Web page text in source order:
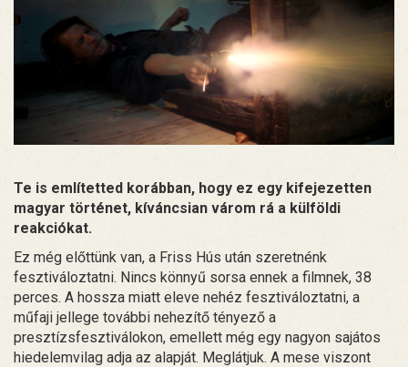
Te is említetted korábban, hogy ez egy kifejezetten
magyar történet, kíváncsian várom rá a külföldi
reakciókat.
Ez még előttünk van, a Friss Hús után szeretnénk
fesztiváloztatni. Nincs könnyű sorsa ennek a filmnek, 38
perces. A hossza miatt eleve nehéz fesztiváloztatni, a
műfaji jellege további nehezítő tényező a
presztízsfesztiválokon, emellett még egy nagyon sajátos
hiedelemvilag adja az alapját. Meglátjuk. A mese viszont